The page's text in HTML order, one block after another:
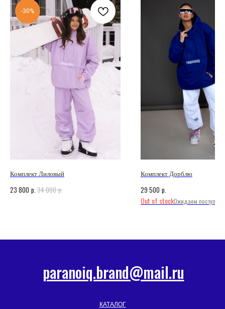
-30%
Комплект Лиловый
23 800 p. 34 000 p.
Комплект Дорблю
29 500 p.
Out of stock
КАТАЛОГ
paranoiq.brand@mail.ru